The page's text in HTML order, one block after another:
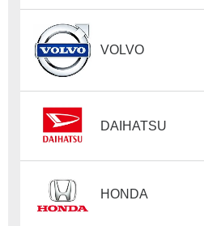
VOLVO
DAIHATSU
HONDA